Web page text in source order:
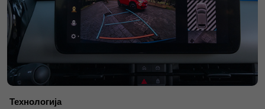
Технологија